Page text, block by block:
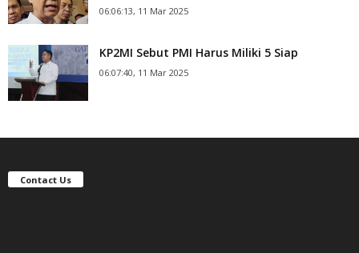
06:06:13, 11 Mar 2025
KP2MI Sebut PMI Harus Miliki 5 Siap
06:07:40, 11 Mar 2025
Contact Us